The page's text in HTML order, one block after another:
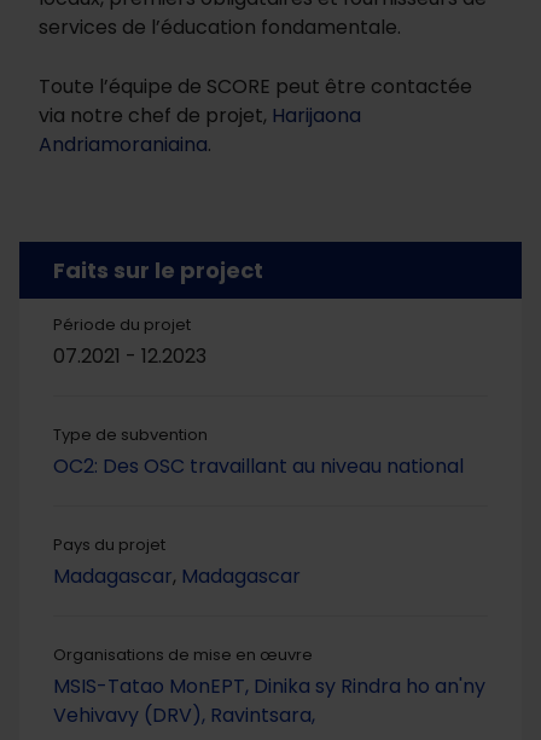
services de l’éducation fondamentale.
Toute l’équipe de SCORE peut être contactée
via notre chef de projet, Harijaona
Andriamoraniaina.
Faits sur le project
Période du projet
07.2021 - 12.2023
Type de subvention
OC2: Des OSC travaillant au niveau national
Pays du projet
Madagascar, Madagascar
Organisations de mise en œuvre
MSIS-Tatao MonEPT, Dinika sy Rindra ho an'ny
Vehivavy (DRV), Ravintsara,